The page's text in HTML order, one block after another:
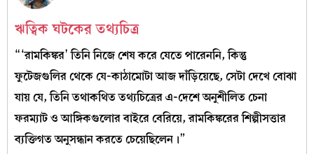
ঋত্বিক ঘটকের তথ্যচিত্র
“‘রামকিঙ্কর’ তিনি নিজে শেষ করে যেতে পারেননি, কিন্তু
ফুটেজগুলির থেকে যে-কাঠামোটা আজ দাঁড়িয়েছে, সেটা দেখে বোঝা
যায় যে, তিনি তথাকথিত তথ্যচিত্রের এ-দেশে অনুশীলিত চেনা
ফরম্যাট ও আঙ্গিকগুলোর বাইরে বেরিয়ে, রামকিঙ্করের শিল্পীসত্তার
ব্যক্তিগত অনুসন্ধান করতে চেয়েছিলেন।”